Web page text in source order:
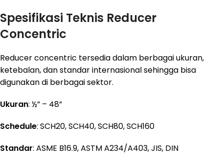
Spesifikasi Teknis Reducer
Concentric
Reducer concentric tersedia dalam berbagai ukuran,
ketebalan, dan standar internasional sehingga bisa
digunakan di berbagai sektor.
Ukuran: ½” – 48”
Schedule: SCH20, SCH40, SCH80, SCH160
Standar: ASME B16.9, ASTM A234/A403, JIS, DIN